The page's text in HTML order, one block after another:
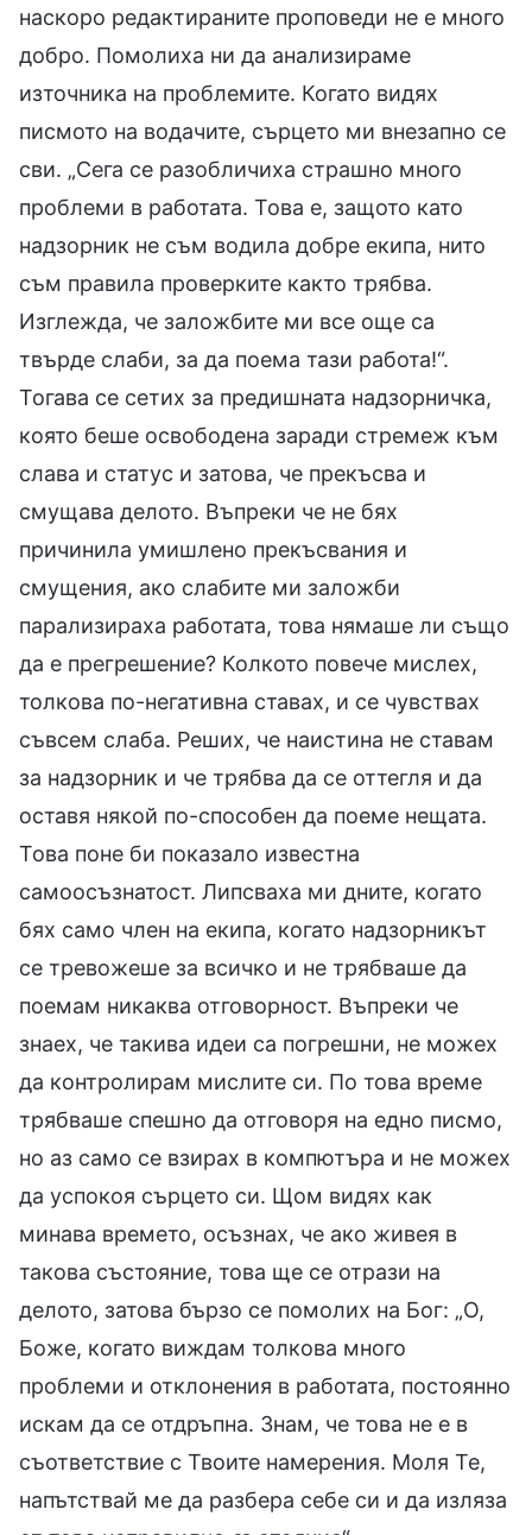
наскоро редактираните проповеди не е много
добро. Помолиха ни да анализираме
източника на проблемите. Когато видях
писмото на водачите, сърцето ми внезапно се
сви. „Сега се разобличиха страшно много
проблеми в работата. Това е, защото като
надзорник не съм водила добре екипа, нито
съм правила проверките както трябва.
Изглежда, че заложбите ми все още са
твърде слаби, за да поема тази работа!“.
Тогава се сетих за предишната надзорничка,
която беше освободена заради стремеж към
слава и статус и затова, че прекъсва и
смущава делото. Въпреки че не бях
причинила умишлено прекъсвания и
смущения, ако слабите ми заложби
парализираха работата, това нямаше ли също
да е прегрешение? Колкото повече мислех,
толкова по-негативна ставах, и се чувствах
съвсем слаба. Реших, че наистина не ставам
за надзорник и че трябва да се оттегля и да
оставя някой по-способен да поеме нещата.
Това поне би показало известна
самоосъзнатост. Липсваха ми дните, когато
бях само член на екипа, когато надзорникът
се тревожеше за всичко и не трябваше да
поемам никаква отговорност. Въпреки че
знаех, че такива идеи са погрешни, не можех
да контролирам мислите си. По това време
трябваше спешно да отговоря на едно писмо,
но аз само се взирах в компютъра и не можех
да успокоя сърцето си. Щом видях как
минава времето, осъзнах, че ако живея в
такова състояние, това ще се отрази на
делото, затова бързо се помолих на Бог: „О,
Боже, когато виждам толкова много
проблеми и отклонения в работата, постоянно
искам да се отдръпна. Знам, че това не е в
съответствие с Твоите намерения. Моля Те,
напътствай ме да разбера себе си и да изляза